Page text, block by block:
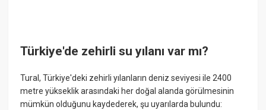
Türkiye'de zehirli su yılanı var mı?
Tural, Türkiye'deki zehirli yılanların deniz seviyesi ile 2400
metre yükseklik arasındaki her doğal alanda görülmesinin
mümkün olduğunu kaydederek, şu uyarılarda bulundu: